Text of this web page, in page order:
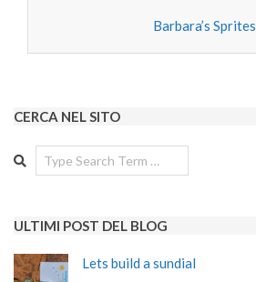
Barbara’s Sprites
CERCA NEL SITO
Search
ULTIMI POST DEL BLOG
Lets build a sundial